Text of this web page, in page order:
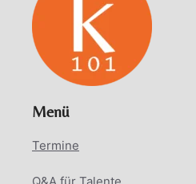
Menü
Termine
Q&A für Talente